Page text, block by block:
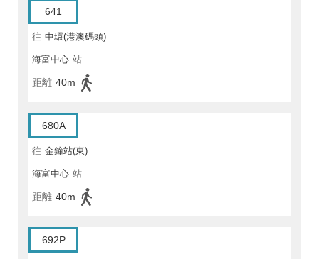
641
往 中環(港澳碼頭)
海富中心 站
距離 40m
680A
往 金鐘站(東)
海富中心 站
距離 40m
692P